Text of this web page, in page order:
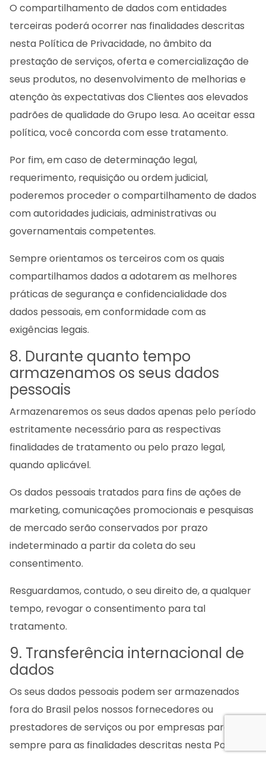
O compartilhamento de dados com entidades
terceiras poderá ocorrer nas finalidades descritas
nesta Política de Privacidade, no âmbito da
prestação de serviços, oferta e comercialização de
seus produtos, no desenvolvimento de melhorias e
atenção às expectativas dos Clientes aos elevados
padrões de qualidade do Grupo Iesa. Ao aceitar essa
política, você concorda com esse tratamento.
Por fim, em caso de determinação legal,
requerimento, requisição ou ordem judicial,
poderemos proceder o compartilhamento de dados
com autoridades judiciais, administrativas ou
governamentais competentes.
Sempre orientamos os terceiros com os quais
compartilhamos dados a adotarem as melhores
práticas de segurança e confidencialidade dos
dados pessoais, em conformidade com as
exigências legais.
8. Durante quanto tempo
armazenamos os seus dados
pessoais
Armazenaremos os seus dados apenas pelo período
estritamente necessário para as respectivas
finalidades de tratamento ou pelo prazo legal,
quando aplicável.
Os dados pessoais tratados para fins de ações de
marketing, comunicações promocionais e pesquisas
de mercado serão conservados por prazo
indeterminado a partir da coleta do seu
consentimento.
Resguardamos, contudo, o seu direito de, a qualquer
tempo, revogar o consentimento para tal
tratamento.
9. Transferência internacional de
dados
Os seus dados pessoais podem ser armazenados
fora do Brasil pelos nossos fornecedores ou
prestadores de serviços ou por empresas parceiras,
sempre para as finalidades descritas nesta Política